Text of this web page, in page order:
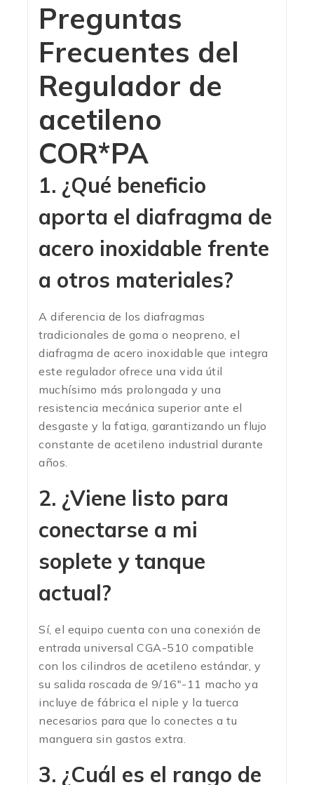
Preguntas
Frecuentes del
Regulador de
acetileno
COR*PA
1. ¿Qué beneficio
aporta el diafragma de
acero inoxidable frente
a otros materiales?
A diferencia de los diafragmas
tradicionales de goma o neopreno, el
diafragma de acero inoxidable que integra
este regulador ofrece una vida útil
muchísimo más prolongada y una
resistencia mecánica superior ante el
desgaste y la fatiga, garantizando un flujo
constante de acetileno industrial durante
años.
2. ¿Viene listo para
conectarse a mi
soplete y tanque
actual?
Sí, el equipo cuenta con una conexión de
entrada universal CGA-510 compatible
con los cilindros de acetileno estándar, y
su salida roscada de 9/16″-11 macho ya
incluye de fábrica el niple y la tuerca
necesarios para que lo conectes a tu
manguera sin gastos extra.
3. ¿Cuál es el rango de